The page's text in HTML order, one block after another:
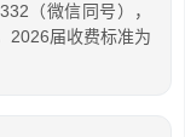
（微信同号），
2026届收费标准为